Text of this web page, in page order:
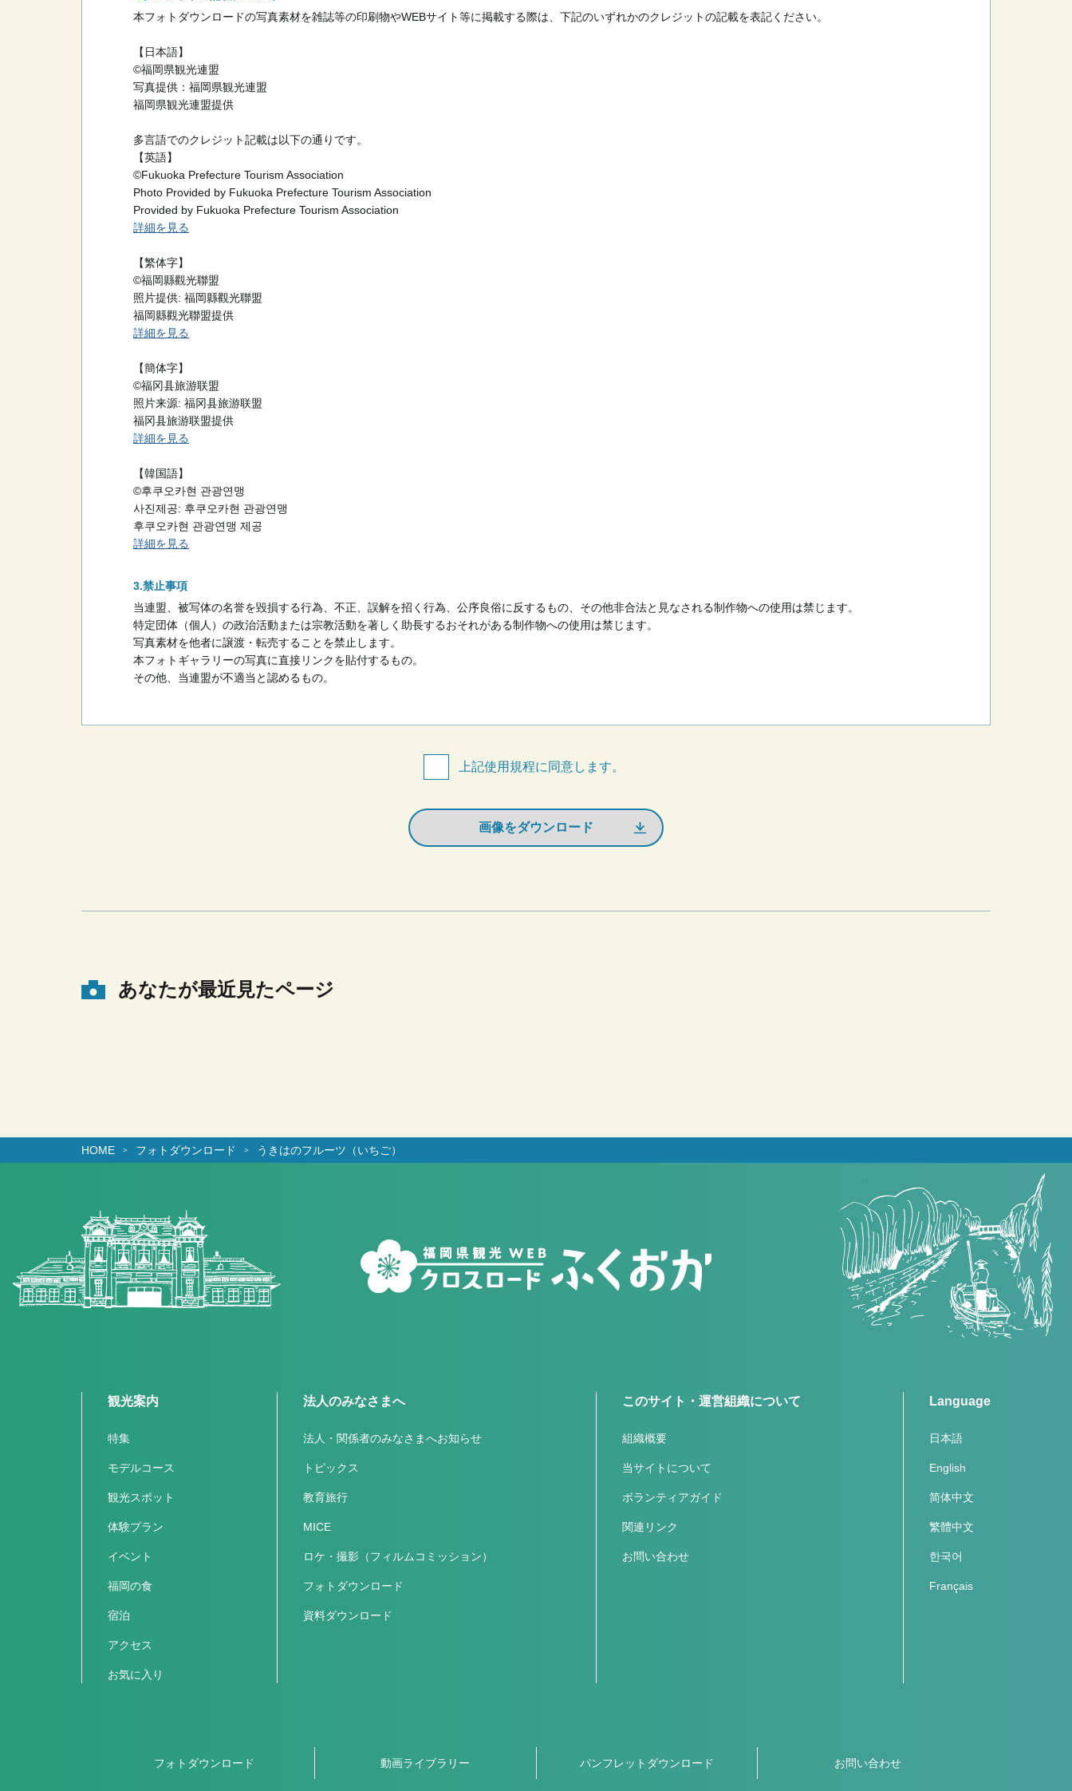
本フォトダウンロードの写真素材を雑誌等の印刷物やWEBサイト等に掲載する際は、下記のいずれかのクレジットの記載を表記ください。
【日本語】
©福岡県観光連盟
写真提供：福岡県観光連盟
福岡県観光連盟提供
多言語でのクレジット記載は以下の通りです。
【英語】
©Fukuoka Prefecture Tourism Association
Photo Provided by Fukuoka Prefecture Tourism Association
Provided by Fukuoka Prefecture Tourism Association
詳細を見る
【繁体字】
©福岡縣觀光聯盟
照片提供: 福岡縣觀光聯盟
福岡縣觀光聯盟提供
詳細を見る
【簡体字】
©福冈县旅游联盟
照片来源: 福冈县旅游联盟
福冈县旅游联盟提供
詳細を見る
【韓国語】
©후쿠오카현 관광연맹
사진제공: 후쿠오카현 관광연맹
후쿠오카현 관광연맹 제공
詳細を見る
禁止事項
当連盟、被写体の名誉を毀損する行為、不正、誤解を招く行為、公序良俗に反するもの、その他非合法と見なされる制作物への使用は禁じます。
特定団体（個人）の政治活動または宗教活動を著しく助長するおそれがある制作物への使用は禁じます。
写真素材を他者に譲渡・転売することを禁止します。
本フォトギャラリーの写真に直接リンクを貼付するもの。
その他、当連盟が不適当と認めるもの。
上記使用規程に同意します。
画像をダウンロード
あなたが最近見たページ
HOME フォトダウンロード うきはのフルーツ（いちご）
観光案内
特集
モデルコース
観光スポット
体験プラン
イベント
福岡の食
宿泊
アクセス
お気に入り
法人のみなさまへ
法人・関係者のみなさまへお知らせ
トピックス
教育旅行
MICE
ロケ・撮影（フィルムコミッション）
フォトダウンロード
資料ダウンロード
このサイト・運営組織について
組織概要
当サイトについて
ボランティアガイド
関連リンク
お問い合わせ
Language
日本語
English
简体中文
繁體中文
한국어
Français
フォトダウンロード 動画ライブラリー パンフレットダウンロード お問い合わせ